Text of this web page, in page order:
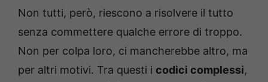
Non tutti, però, riescono a risolvere il tutto
senza commettere qualche errore di troppo.
Non per colpa loro, ci mancherebbe altro, ma
per altri motivi. Tra questi i codici complessi,